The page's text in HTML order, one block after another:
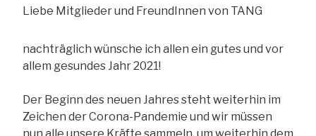
Liebe Mitglieder und FreundInnen von TANG
nachträglich wünsche ich allen ein gutes und vor
allem gesundes Jahr 2021!
Der Beginn des neuen Jahres steht weiterhin im
Zeichen der Corona-Pandemie und wir müssen